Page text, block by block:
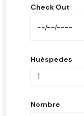
Check Out
Huéspedes
Nombre